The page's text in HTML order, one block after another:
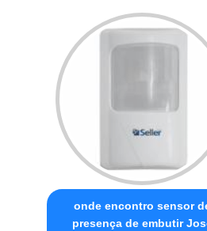
onde encontro sensor
presença de embutir